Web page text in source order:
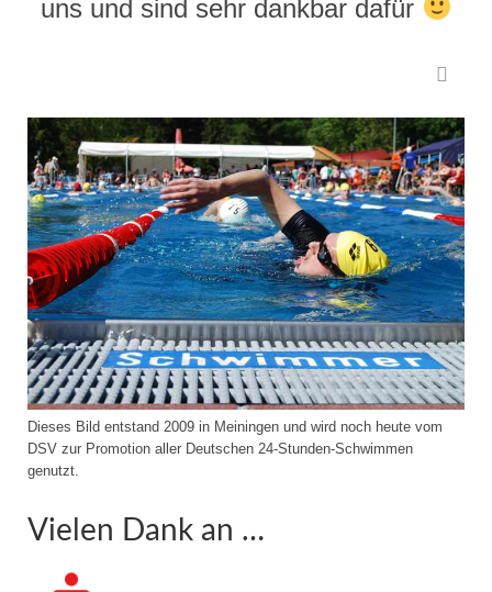
uns und sind sehr dankbar dafür
Dieses Bild entstand 2009 in Meiningen und wird noch heute vom
DSV zur Promotion aller Deutschen 24-Stunden-Schwimmen
genutzt.
Vielen Dank an …